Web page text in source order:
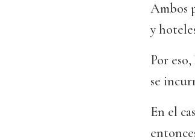
Ambos
y
Por
se
En el